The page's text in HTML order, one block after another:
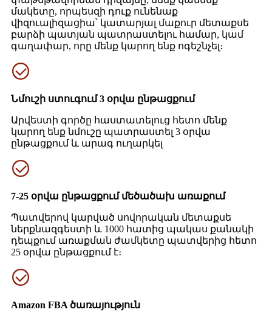
մակետը, որպեսզի դուք ունենաք
վիզուալիզացիա՝ կատարյալ մաքուր մետաքսե
բարձի պատյան պատրաստելու համար, կամ
գաղափար, որը մենք կարող ենք ոգեշնչել։
Նմուշի ստուգում 3 օրվա ընթացքում
Արվեստի գործը հաստատելուց հետո մենք
կարող ենք նմուշը պատրաստել 3 օրվա
ընթացքում և արագ ուղարկել
7-25 օրվա ընթացքում մեծածախ առաքում
Պատվերով կարված սովորական մետաքսե
ներքնազգեստի և 1000 հատից պակաս քանակի
դեպքում առաքման ժամկետը պատվերից հետո
25 օրվա ընթացքում է։
Amazon FBA ծառայություն